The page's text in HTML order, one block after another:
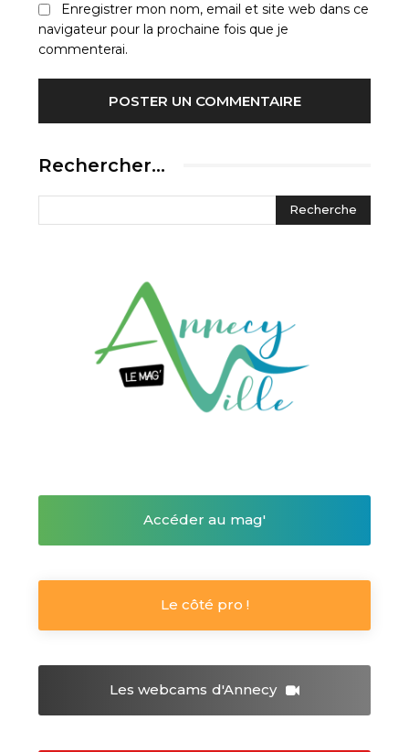
Enregistrer mon nom, email et site web dans ce
navigateur pour la prochaine fois que je
commenterai.
Rechercher…
Accéder au mag'
Le côté pro !
Les webcams d'Annecy